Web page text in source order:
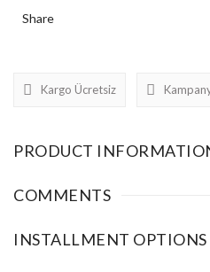
Share
Kargo Ücretsiz
PRODUCT
COMMENTS
INSTALLMENT OPTIONS